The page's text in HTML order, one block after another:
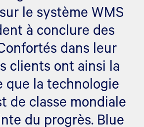
le système WMS
à conclure des
dans leur
clients ont ainsi la
que la technologie
de classe mondiale
du progrès. Blue